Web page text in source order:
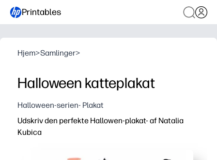
Printables
Hjem>Samlinger>
Halloween katteplakat
Halloween-serien- Plakat
Udskriv den perfekte Hallowen-plakat- af Natalia
Kubica